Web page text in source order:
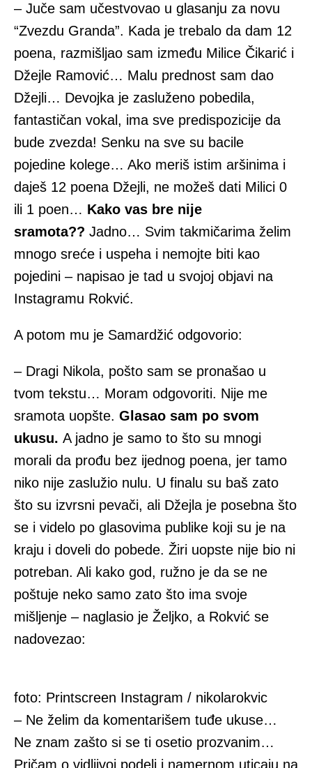
– Juče sam učestvovao u glasanju za novu
“Zvezdu Granda”. Kada je trebalo da dam 12
poena, razmišljao sam između Milice Čikarić i
Džejle Ramović… Malu prednost sam dao
Džejli… Devojka je zasluženo pobedila,
fantastičan vokal, ima sve predispozicije da
bude zvezda! Senku na sve su bacile
pojedine kolege… Ako meriš istim aršinima i
daješ 12 poena Džejli, ne možeš dati Milici 0
ili 1 poen… Kako vas bre nije
sramota?? Jadno… Svim takmičarima želim
mnogo sreće i uspeha i nemojte biti kao
pojedini – napisao je tad u svojoj objavi na
Instagramu Rokvić.
A potom mu je Samardžić odgovorio:
– Dragi Nikola, pošto sam se pronašao u
tvom tekstu… Moram odgovoriti. Nije me
sramota uopšte. Glasao sam po svom
ukusu. A jadno je samo to što su mnogi
morali da prođu bez ijednog poena, jer tamo
niko nije zaslužio nulu. U finalu su baš zato
što su izvrsni pevači, ali Džejla je posebna što
se i videlo po glasovima publike koji su je na
kraju i doveli do pobede. Žiri uopste nije bio ni
potreban. Ali kako god, ružno je da se ne
poštuje neko samo zato što ima svoje
mišljenje – naglasio je Željko, a Rokvić se
nadovezao:
foto: Printscreen Instagram / nikolarokvic
– Ne želim da komentarišem tuđe ukuse…
Ne znam zašto si se ti osetio prozvanim…
Pričam o vidljivoj podeli i namernom uticaju na